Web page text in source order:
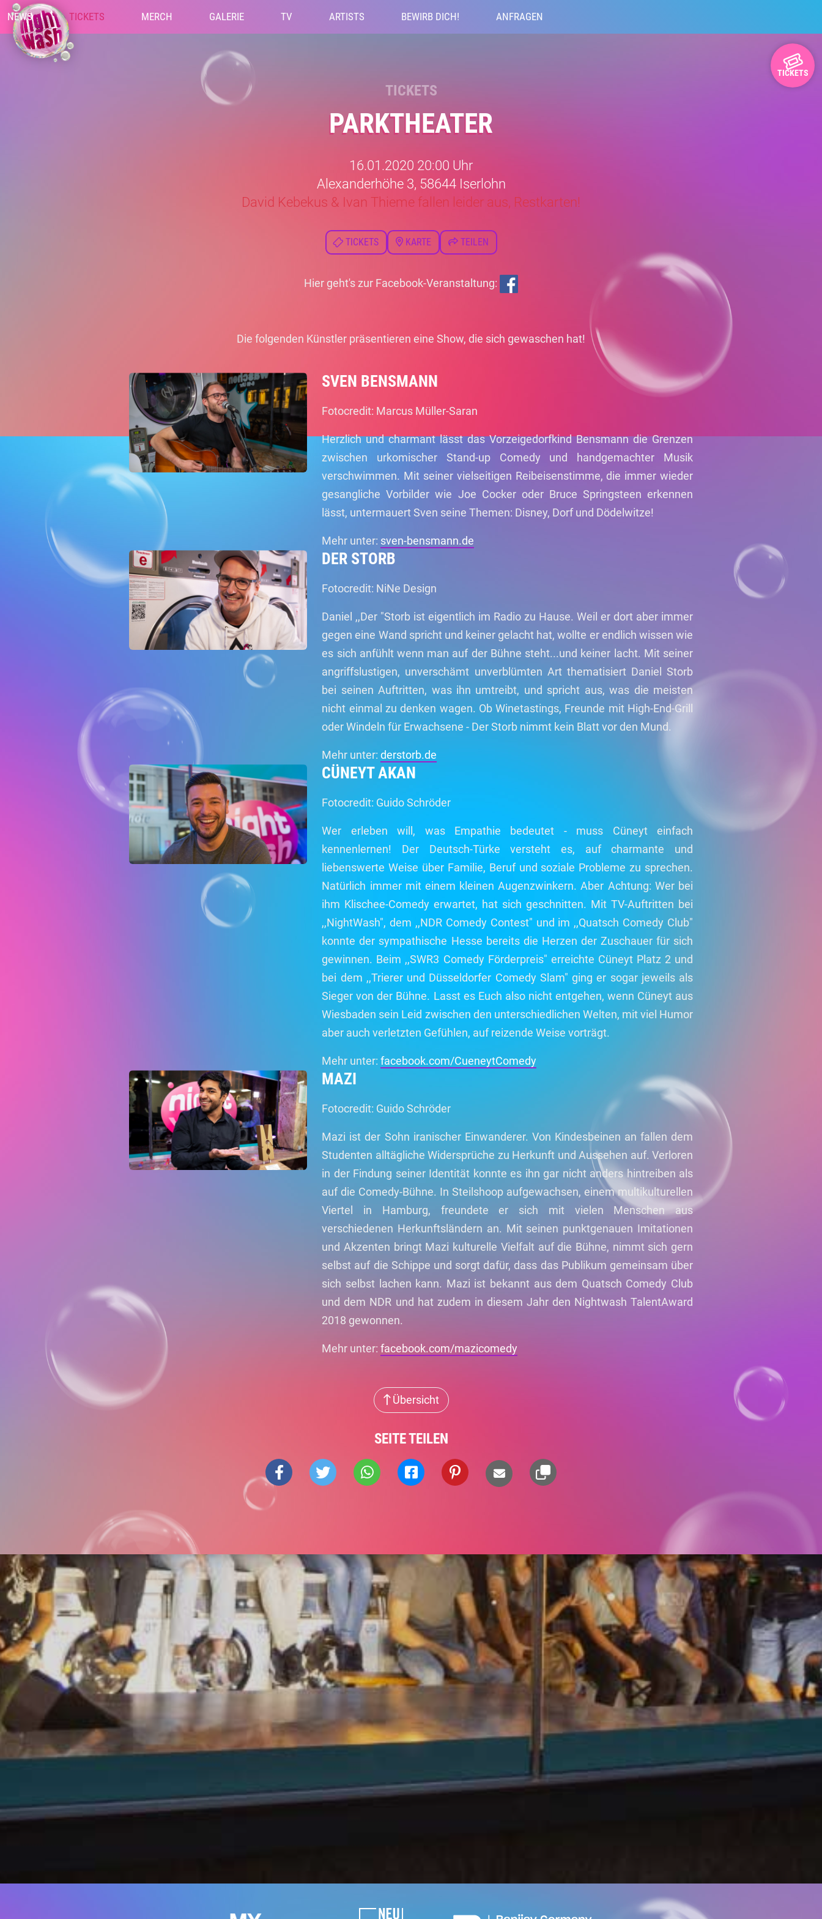
NEWS TICKETS MERCH GALERIE TV ARTISTS BEWIRB DICH! ANFRAGEN
TICKETS
TICKETS
PARKTHEATER
16.01.2020 20:00 Uhr
Alexanderhöhe 3, 58644 Iserlohn
David Kebekus & Ivan Thieme fallen leider aus, Restkarten!
TICKETS KARTE TEILEN
Hier geht's zur Facebook-Veranstaltung:
Die folgenden Künstler präsentieren eine Show, die sich gewaschen hat!
SVEN BENSMANN
Fotocredit: Marcus Müller-Saran
Herzlich und charmant lässt das Vorzeigedorfkind Bensmann die Grenzen
zwischen urkomischer Stand-up Comedy und handgemachter Musik
verschwimmen. Mit seiner vielseitigen Reibeisenstimme, die immer wieder
gesangliche Vorbilder wie Joe Cocker oder Bruce Springsteen erkennen
lässt, untermauert Sven seine Themen: Disney, Dorf und Dödelwitze!
Mehr unter: sven-bensmann.de
DER STORB
Fotocredit: NiNe Design
Daniel ,,Der "Storb ist eigentlich im Radio zu Hause. Weil er dort aber immer
gegen eine Wand spricht und keiner gelacht hat, wollte er endlich wissen wie
es sich anfühlt wenn man auf der Bühne steht...und keiner lacht. Mit seiner
angriffslustigen, unverschämt unverblümten Art thematisiert Daniel Storb
bei seinen Auftritten, was ihn umtreibt, und spricht aus, was die meisten
nicht einmal zu denken wagen. Ob Winetastings, Freunde mit High-End-Grill
oder Windeln für Erwachsene - Der Storb nimmt kein Blatt vor den Mund.
Mehr unter:derstorb.de
CÜNEYT AKAN
Fotocredit: Guido Schröder
Wer erleben will, was Empathie bedeutet - muss Cüneyt einfach
kennenlernen! Der Deutsch-Türke versteht es, auf charmante und
liebenswerte Weise über Familie, Beruf und soziale Probleme zu sprechen.
Natürlich immer mit einem kleinen Augenzwinkern. Aber Achtung: Wer bei
ihm Klischee-Comedy erwartet, hat sich geschnitten. Mit TV-Auftritten bei
,,NightWash", dem ,,NDR Comedy Contest" und im ,,Quatsch Comedy Club"
konnte der sympathische Hesse bereits die Herzen der Zuschauer für sich
gewinnen. Beim ,,SWR3 Comedy Förderpreis" erreichte Cüneyt Platz 2 und
bei dem ,,Trierer und Düsseldorfer Comedy Slam" ging er sogar jeweils als
Sieger von der Bühne. Lasst es Euch also nicht entgehen, wenn Cüneyt aus
Wiesbaden sein Leid zwischen den unterschiedlichen Welten, mit viel Humor
aber auch verletzten Gefühlen, auf reizende Weise vorträgt.
Mehr unter:facebook.com/CueneytComedy
MAZI
Fotocredit: Guido Schröder
Mazi ist der Sohn iranischer Einwanderer. Von Kindesbeinen an fallen dem
Studenten alltägliche Widersprüche zu Herkunft und Aussehen auf. Verloren
in der Findung seiner Identität konnte es ihn gar nicht anders hintreiben als
auf die Comedy-Bühne. In Steilshoop aufgewachsen, einem multikulturellen
Viertel in Hamburg, freundete er sich mit vielen Menschen aus
verschiedenen Herkunftsländern an. Mit seinen punktgenauen Imitationen
und Akzenten bringt Mazi kulturelle Vielfalt auf die Bühne, nimmt sich gern
selbst auf die Schippe und sorgt dafür, dass das Publikum gemeinsam über
sich selbst lachen kann. Mazi ist bekannt aus dem Quatsch Comedy Club
und dem NDR und hat zudem in diesem Jahr den Nightwash TalentAward
2018 gewonnen.
Mehr unter:facebook.com/mazicomedy
Übersicht
SEITE TEILEN